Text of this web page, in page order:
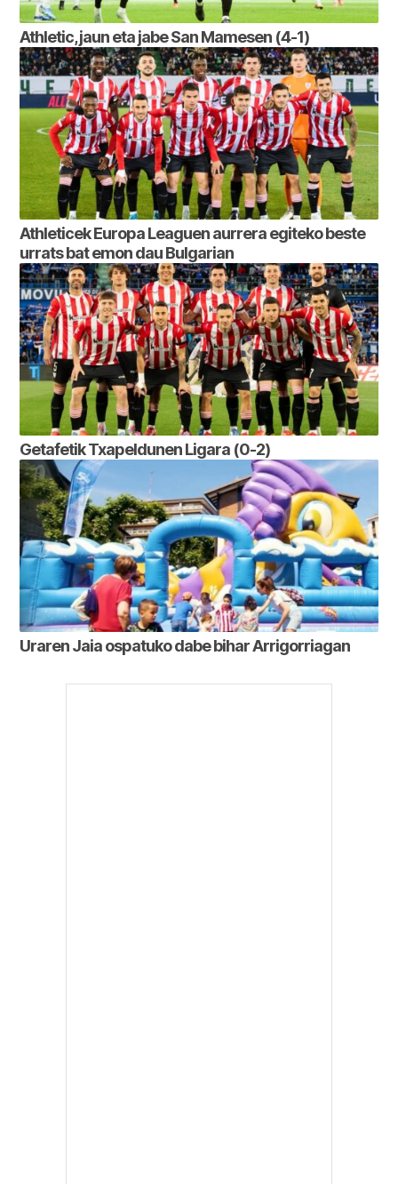
Athletic, jaun eta jabe San Mamesen (4-1)
Athleticek Europa Leaguen aurrera egiteko beste
urrats bat emon dau Bulgarian
Getafetik Txapeldunen Ligara (0-2)
Uraren Jaia ospatuko dabe bihar Arrigorriagan